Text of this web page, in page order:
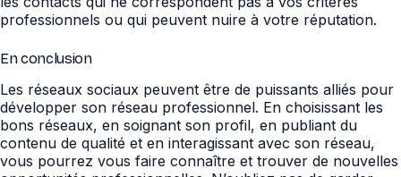
professionnels ou qui peuvent nuire à votre réputation.
En conclusion
Les réseaux sociaux peuvent être de puissants alliés pour
développer son réseau professionnel. En choisissant les
bons réseaux, en soignant son profil, en publiant du
contenu de qualité et en interagissant avec son réseau,
vous pourrez vous faire connaître et trouver de nouvelles